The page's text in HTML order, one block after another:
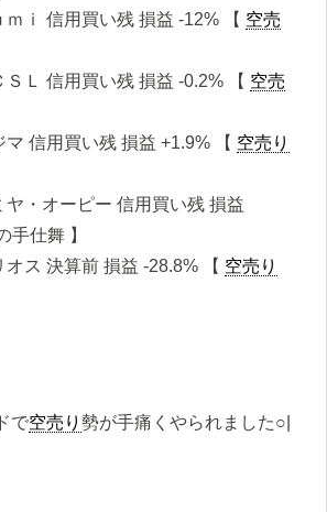
ｉ 信用買い残 損益 -12% 【 空売
Ｌ 信用買い残 損益 -0.2% 【 空売
信用買い残 損益 +1.9% 【 空売り
ヤ・オーピー 信用買い残 損益
手仕舞 】
ス 決算前 損益 -28.8% 【 空売り
で空売り 勢が手痛くやられました○|